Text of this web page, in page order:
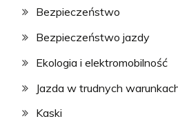
Bezpieczeństwo
Bezpieczeństwo jazdy
Ekologia i elektromobilność
Jazda w trudnych
Kaski